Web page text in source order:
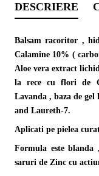
DESCRIERE
Balsam racoritor ,
Calamine 10% (
Aloe vera extract
la rece cu flori de
Lavanda , baza de
and Laureth-7.
Aplicati pe pielea
Formula este
saruri de Zinc cu